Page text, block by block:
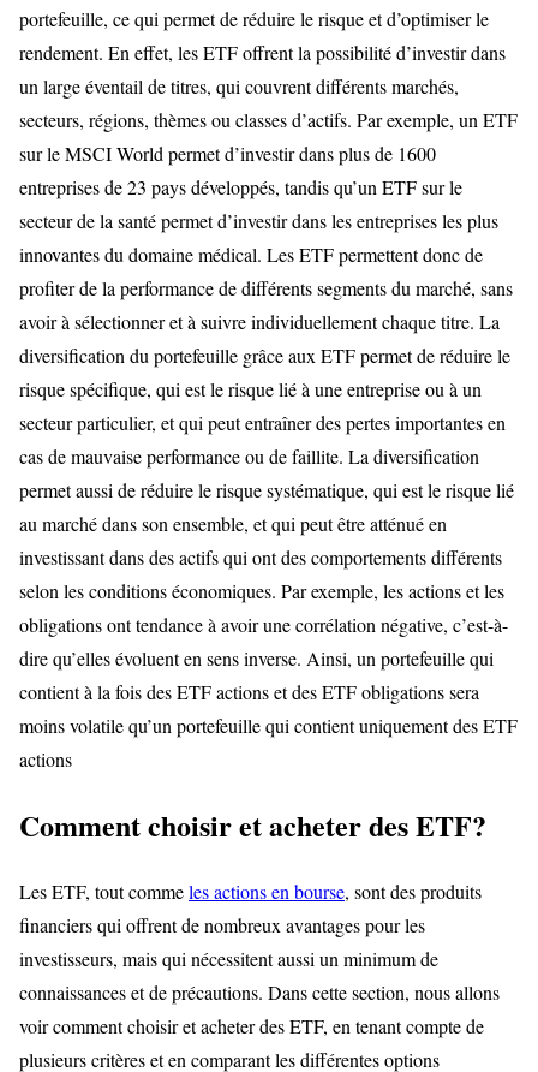
portefeuille, ce qui permet de réduire le risque et d’optimiser le
rendement. En effet, les ETF offrent la possibilité d’investir dans
un large éventail de titres, qui couvrent différents marchés,
secteurs, régions, thèmes ou classes d’actifs. Par exemple, un ETF
sur le MSCI World permet d’investir dans plus de 1600
entreprises de 23 pays développés, tandis qu’un ETF sur le
secteur de la santé permet d’investir dans les entreprises les plus
innovantes du domaine médical. Les ETF permettent donc de
profiter de la performance de différents segments du marché, sans
avoir à sélectionner et à suivre individuellement chaque titre. La
diversification du portefeuille grâce aux ETF permet de réduire le
risque spécifique, qui est le risque lié à une entreprise ou à un
secteur particulier, et qui peut entraîner des pertes importantes en
cas de mauvaise performance ou de faillite. La diversification
permet aussi de réduire le risque systématique, qui est le risque lié
au marché dans son ensemble, et qui peut être atténué en
investissant dans des actifs qui ont des comportements différents
selon les conditions économiques. Par exemple, les actions et les
obligations ont tendance à avoir une corrélation négative, c’est-à-
dire qu’elles évoluent en sens inverse. Ainsi, un portefeuille qui
contient à la fois des ETF actions et des ETF obligations sera
moins volatile qu’un portefeuille qui contient uniquement des ETF
actions
Comment choisir et acheter des ETF?
Les ETF, tout commeles actions en bourse, sont des produits
financiers qui offrent de nombreux avantages pour les
investisseurs, mais qui nécessitent aussi un minimum de
connaissances et de précautions. Dans cette section, nous allons
voir comment choisir et acheter des ETF, en tenant compte de
plusieurs critères et en comparant les différentes options